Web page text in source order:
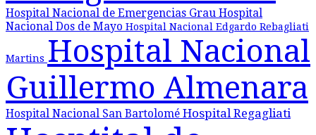
Hospital Nacional de Emergencias Grau Hospital
Nacional Dos de Mayo Hospital Nacional Edgardo Rebagliati
Martins Hospital Nacional
Guillermo Almenara
Hospital Nacional San Bartolomé Hospital Regagliati